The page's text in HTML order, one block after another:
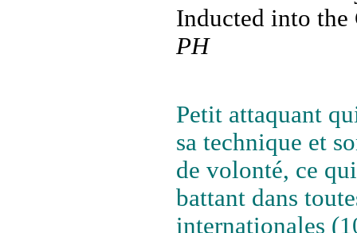
Inducted into the
PH
Petit attaquant
sa technique et
de volonté, ce
battant dans
internationales